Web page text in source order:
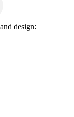
design: